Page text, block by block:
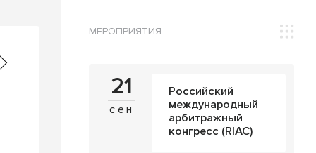
МЕРОПРИЯТИЯ
21
сен
Российский
международный
арбитражный
конгресс (RIAC)